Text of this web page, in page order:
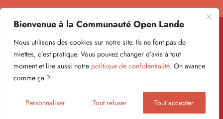
Bienvenue à la Communauté Open Lande
Nous utilisons des cookies sur notre site. Ils ne font pas de
miettes, c’est pratique. Vous pouvez changer d’avis à tout
moment et lire aussi notre politique de confidentialité. On avance
comme ça ?
Personnaliser Tout refuser Tout accepter
© Open Lande 2026